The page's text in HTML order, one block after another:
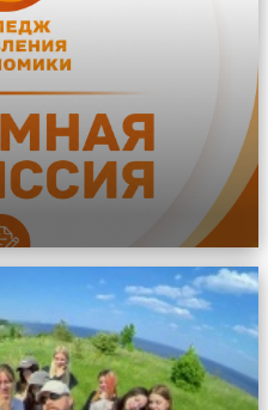
родители! В Колледже